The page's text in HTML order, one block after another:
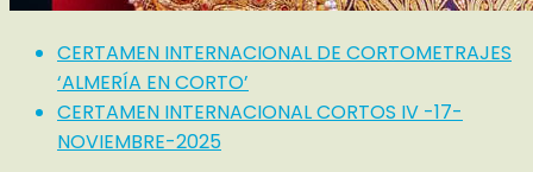
CERTAMEN INTERNACIONAL DE CORTOMETRAJES
‘ALMERÍA EN CORTO’
CERTAMEN INTERNACIONAL CORTOS IV -17-
NOVIEMBRE-2025